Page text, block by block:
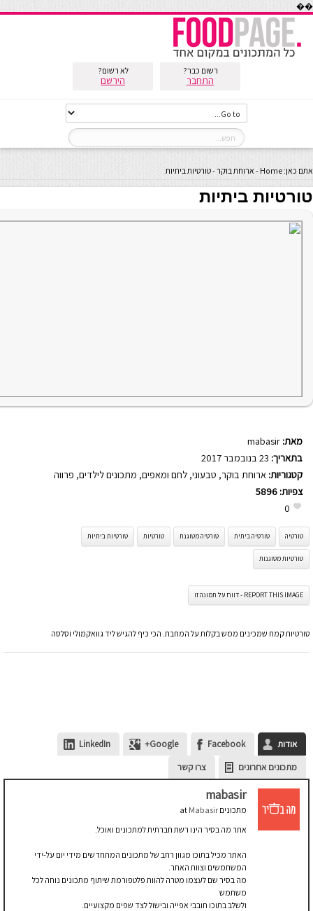
��
רשום כבר?
התחבר
לא רשום?
הירשם
אתם כאן: Home
- ארוחת בוקר-טורטיות ביתיות
טורטיות ביתיות
מאת: mabasir
בתאריך:
קטגוריות: ארוחת בוקר, טבעוני, לחם ומאפים, מתכונים לילדים, פרווה
צפיות: 5896
0
טורטיה טורטיה ביתית טורטיה מטוגנת טורטיות טורטיות ביתיות
טורטיות מטוגנות
REPORT THIS IMAGE - דווח על תמונה זו
טורטיות קמח שמכינים ממש בקלות על המחבת. הכי כיף להגיש ליד גוואקמולי וסלסה
אודות Facebook
Google+
LinkedIn
מתכונים אחרונים
צרו קשר
mabasir
מתכונים Mabasir
אתר מה בסיר הינו רשת חברתית למתכונים ואוכל.
האתר מכיל בתוכו מגוון רחב של מתכונים המתחדשים מידי יום על-ידי
המשתמשים וצוות האתר.
מה בסיר שם לעצמו מטרה להוות פלטפורמת שיתוף מתכונים נוחה לכל
משתמש
ולשלב בתוכו חובבי אפייה ובישול לצד שפים מקצועיים.